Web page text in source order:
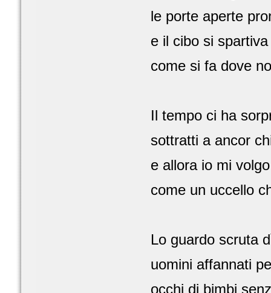
le porte aperte
e il cibo si
come si fa dove
Il tempo ci ha
sottratti a ancor
e allora io mi
come un uccello
Lo guardo scruta
uomini affannati
occhi di bimbi